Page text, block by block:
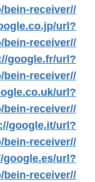
receiver//
url?
receiver//
google.fr/url?
receiver//
url?
receiver//
google.it/url?
receiver//
google.es/url?
receiver//